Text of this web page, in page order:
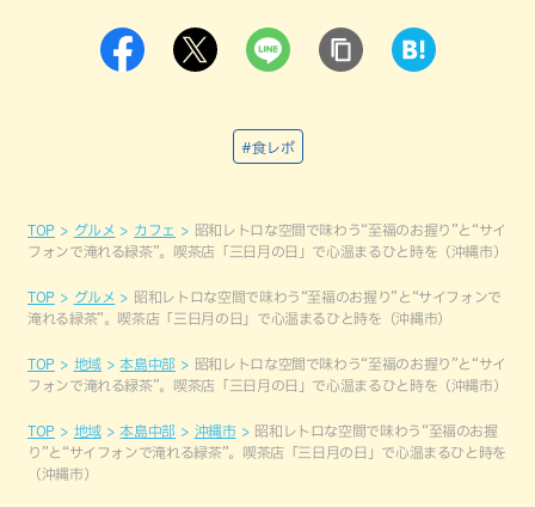
#食レポ
TOP グルメ カフェ
昭和レトロな空間で味わう“至福のお握り”と“サイ
フォンで淹れる緑茶”。喫茶店「三日月の日」で心温まるひと時を（沖縄市）
TOP グルメ
昭和レトロな空間で味わう“至福のお握り”と“サイフォンで
淹れる緑茶”。喫茶店「三日月の日」で心温まるひと時を（沖縄市）
TOP 地域 本島中部
昭和レトロな空間で味わう“至福のお握り”と“サイ
フォンで淹れる緑茶”。喫茶店「三日月の日」で心温まるひと時を（沖縄市）
TOP 地域 本島中部 沖縄市
昭和レトロな空間で味わう“至福のお握
り”と“サイフォンで淹れる緑茶”。喫茶店「三日月の日」で心温まるひと時を
（沖縄市）